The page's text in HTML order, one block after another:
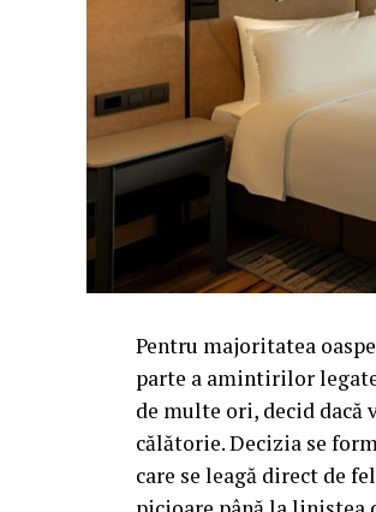
Pentru majoritatea
parte a amintirilor
de multe ori, decid dacă
călătorie. Decizia se
care se leagă direct de